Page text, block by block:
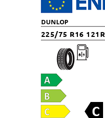
DUNLOP
225/75 R16 121R